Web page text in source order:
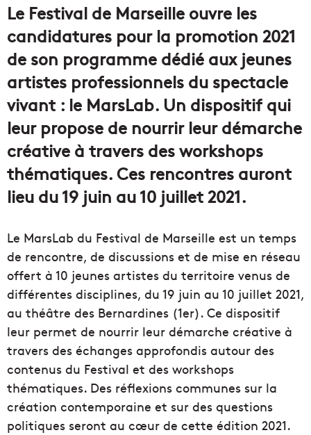
Le Festival de Marseille ouvre les
candidatures pour la promotion 2021
de son programme dédié aux jeunes
artistes professionnels du spectacle
vivant : le MarsLab. Un dispositif qui
leur propose de nourrir leur démarche
créative à travers des workshops
thématiques. Ces rencontres auront
lieu du 19 juin au 10 juillet 2021.
Le MarsLab du Festival de Marseille est un temps
de rencontre, de discussions et de mise en réseau
offert à 10 jeunes artistes du territoire venus de
différentes disciplines, du 19 juin au 10 juillet 2021,
au théâtre des Bernardines (1er). Ce dispositif
leur permet de nourrir leur démarche créative à
travers des échanges approfondis autour des
contenus du Festival et des workshops
thématiques. Des réflexions communes sur la
création contemporaine et sur des questions
politiques seront au cœur de cette édition 2021.